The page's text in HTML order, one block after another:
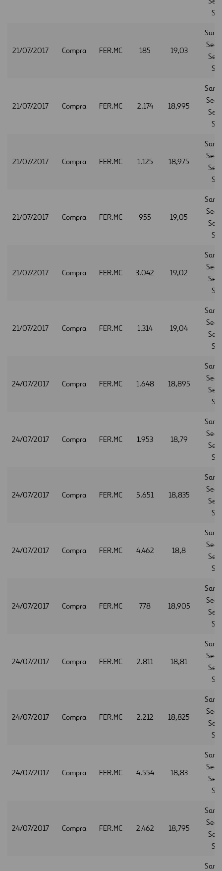
21/07/2017 Compra FER.MC 185 19,03
21/07/2017 Compra FER.MC 2.174 18,995
21/07/2017 Compra FER.MC 1.125 18,975
21/07/2017 Compra FER.MC 955 19,05
21/07/2017 Compra FER.MC 3.042 19,02
21/07/2017 Compra FER.MC 1.314 19,04
24/07/2017 Compra FER.MC 1.648 18,895
24/07/2017 Compra FER.MC 1.953 18,79
24/07/2017 Compra FER.MC 5.651 18,835
24/07/2017 Compra FER.MC 4.462 18,8
24/07/2017 Compra FER.MC 778 18,905
24/07/2017 Compra FER.MC 2.811 18,81
24/07/2017 Compra FER.MC 2.212 18,825
24/07/2017 Compra FER.MC 4.554 18,83
24/07/2017 Compra FER.MC 2.462 18,795